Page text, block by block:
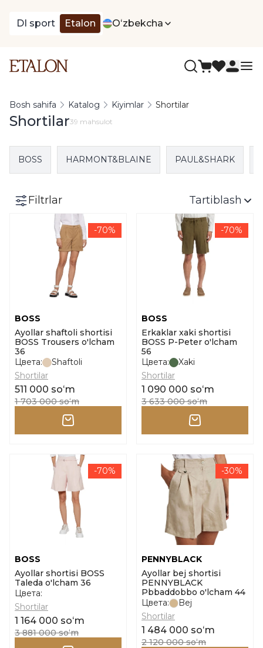
DI sport Etalon Oʻzbekcha
Bosh sahifa Katalog Kiyimlar Shortilar
Shortilar39 mahsulot
BOSS HARMONT&BLAINE PAUL&SHARK
Filtrlar Tartiblash
-70%
BOSS
Ayollar shaftoli shortisi
BOSS Trousers o'lcham
36
Цвета:
Shaftoli
Shortilar
511 000 soʻm
1 703 000 soʻm
-70%
BOSS
Erkaklar xaki shortisi
BOSS P-Peter o'lcham
56
Цвета:
Xaki
Shortilar
1 090 000 soʻm
3 633 000 soʻm
-70%
BOSS
Ayollar shortisi BOSS
Taleda o'lcham 36
Цвета:
Shortilar
1 164 000 soʻm
3 881 000 soʻm
-30%
PENNYBLACK
Ayollar bej shortisi
PENNYBLACK
Pbbaddobbo o'lcham 44
Цвета:
Bej
Shortilar
1 484 000 soʻm
2 120 000 soʻm